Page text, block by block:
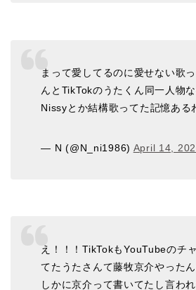
まって愛してるのに愛せない歌
んとTikTokのうたくん同一人物
Nissyとか結構歌ってた記憶ある
— N (@N_ni1986) April 14,
え！！！TikTokもYouTubeのチ
てたうたさんて藤牧京介やった
しかに京介って書いてたし言わ